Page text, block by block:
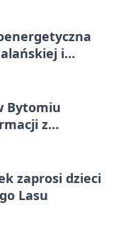
i
Bytomiu
z
zaprosi dzieci
Lasu